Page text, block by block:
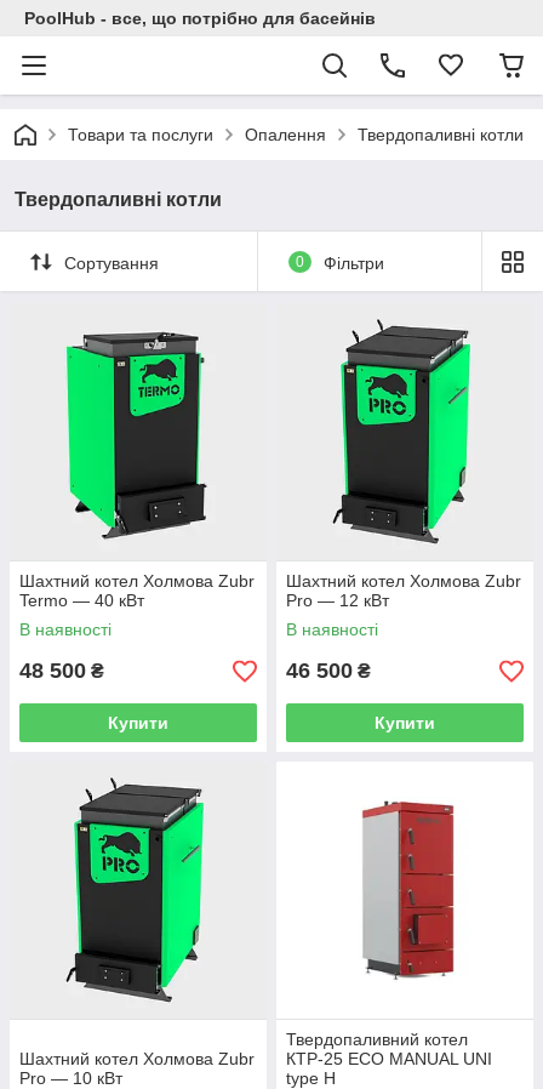
PoolHub - все, що потрібно для басейнів
Товари та послуги Опалення Твердопаливні котли
Твердопаливні котли
Сортування 0 Фільтри
Шахтний котел Холмова Zubr
Termo — 40 кВт
В наявності
48 500 ₴
Купити
Шахтний котел Холмова Zubr
Pro — 12 кВт
В наявності
46 500 ₴
Купити
Шахтний котел Холмова Zubr
Pro — 10 кВт
Твердопаливний котел
КТР-25 ЕСО MANUAL UNI
type H